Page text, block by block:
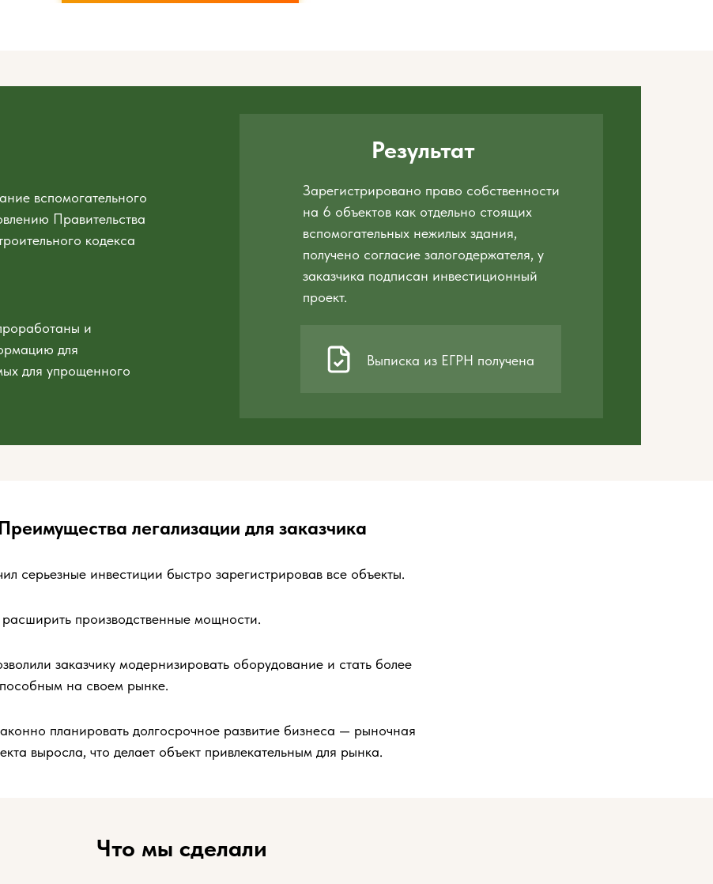
Результат
и
для
для упрощенного
Выписка из ЕГРН получена
Зарегистрировано право собственности
на 6 объектов как отдельно стоящих
вспомогательных нежилых здания,
получено согласие залогодержателя, у
заказчика подписан инвестиционный
проект.
вспомогательного
Правительства
кодекса
Преимущества легализации для заказчика
серьезные инвестиции быстро зарегистрировав все объекты.
расширить производственные мощности.
заказчику модернизировать оборудование и стать более
на своем рынке.
планировать долгосрочное развитие бизнеса — рыночная
выросла, что делает объект привлекательным для рынка.
Что мы сделали